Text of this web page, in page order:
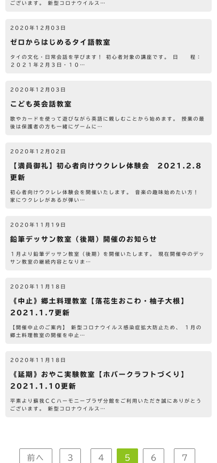
ございます。 新型コロナウイルス…
2020年12月03日
ゼロからはじめるタイ語教室
タイの文化・日常会話を学びます！ 初心者対象の講座です。 日 程：
２０２１年２月３日・１０…
2020年12月03日
こども英会話教室
歌やカードを使って遊びながら英語に親しむことから始めます。 授業の最
後は保護者の方も一緒にゲームに…
2020年12月02日
【満員御礼】初心者向けウクレレ体験会 2021.2.8
更新
初心者向けウクレレ体験会を開催いたします。 音楽の趣味始めたい方！
家にウクレレがあるが弾い…
2020年11月19日
鉛筆デッサン教室（後期）開催のお知らせ
１月より鉛筆デッサン教室（後期）を開催いたします。 現在開催中のデッ
サン教室の継続内容となりま…
2020年11月18日
《中止》郷土料理教室【落花生おこわ・柚子大根】
2021.1.7更新
【開催中止のご案内】 新型コロナウイルス感染症拡大防止ため、 １月の
郷土料理教室の開催を中止…
2020年11月18日
《延期》おやこ実験教室【ホバークラフトづくり】
2021.1.10更新
平素より蘇我ＣＣハーモニープラザ分館をご利用いただき誠にありがとう
ございます。 新型コロナウイルス…
前へ 3 4 5 6 7